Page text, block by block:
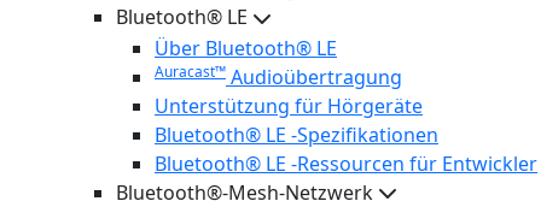
Bluetooth® LE
Über Bluetooth® LE
Auracast™ Audioübertragung
Unterstützung für Hörgeräte
Bluetooth® LE -Spezifikationen
Bluetooth® LE -Ressourcen für Entwickler
Bluetooth®-Mesh-Netzwerk